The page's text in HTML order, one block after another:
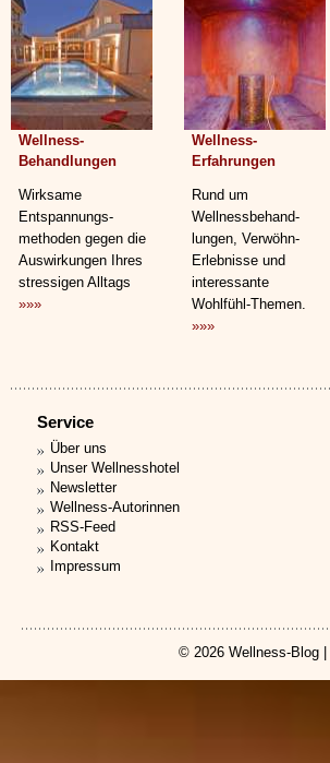
Wellness-
Behandlungen
Wirksame
Entspannungs­
methoden gegen die
Auswirkungen Ihres
stressigen Alltags
»»»
Wellness-
Erfahrungen
Rund um
Wellnessbehand­
lungen, Verwöhn-
Erlebnisse und
interessante
Wohlfühl-Themen.
»»»
Service
Über uns
Unser Wellnesshotel
Newsletter
Wellness-Autorinnen
RSS-Feed
Kontakt
Impressum
© 2026 Wellness-Blog